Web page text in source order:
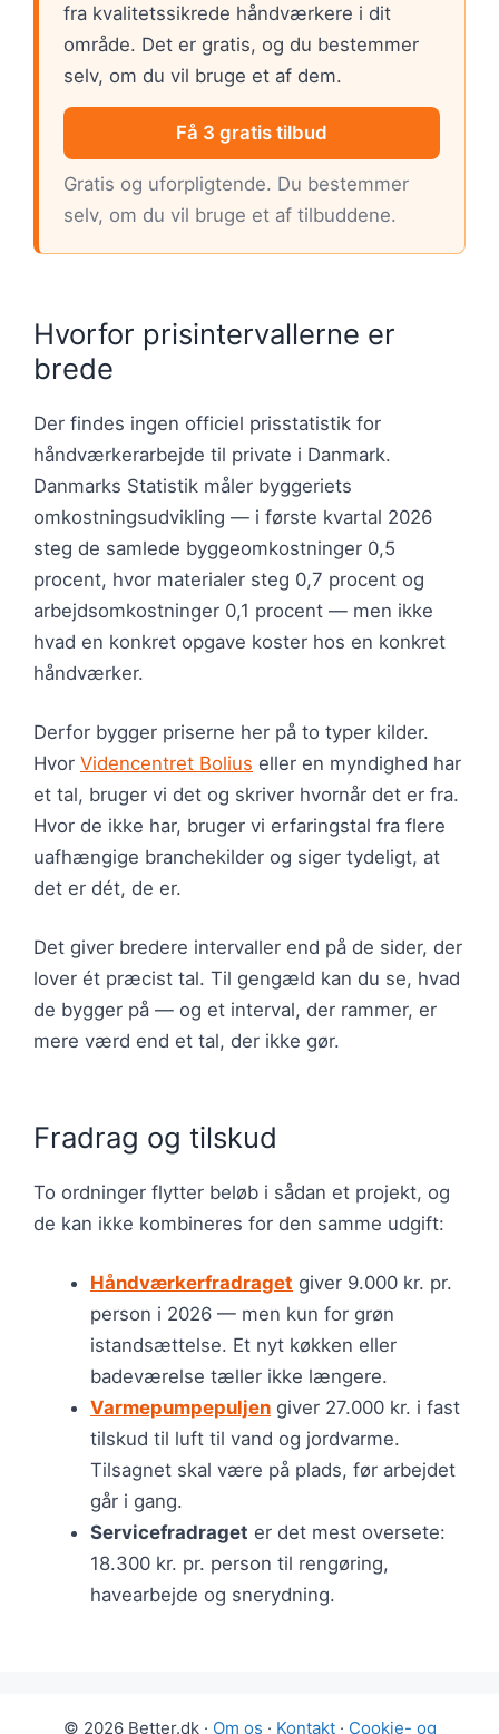
fra kvalitetssikrede håndværkere i dit
område. Det er gratis, og du bestemmer
selv, om du vil bruge et af dem.
Få 3 gratis tilbud
Gratis og uforpligtende. Du bestemmer
selv, om du vil bruge et af tilbuddene.
Hvorfor prisintervallerne er
brede
Der findes ingen officiel prisstatistik for
håndværkerarbejde til private i Danmark.
Danmarks Statistik måler byggeriets
omkostningsudvikling — i første kvartal 2026
steg de samlede byggeomkostninger 0,5
procent, hvor materialer steg 0,7 procent og
arbejdsomkostninger 0,1 procent — men ikke
hvad en konkret opgave koster hos en konkret
håndværker.
Derfor bygger priserne her på to typer kilder.
Hvor Videncentret Bolius eller en myndighed har
et tal, bruger vi det og skriver hvornår det er fra.
Hvor de ikke har, bruger vi erfaringstal fra flere
uafhængige branchekilder og siger tydeligt, at
det er dét, de er.
Det giver bredere intervaller end på de sider, der
lover ét præcist tal. Til gengæld kan du se, hvad
de bygger på — og et interval, der rammer, er
mere værd end et tal, der ikke gør.
Fradrag og tilskud
To ordninger flytter beløb i sådan et projekt, og
de kan ikke kombineres for den samme udgift:
Håndværkerfradraget giver 9.000 kr. pr.
person i 2026 — men kun for grøn
istandsættelse. Et nyt køkken eller
badeværelse tæller ikke længere.
Varmepumpepuljen giver 27.000 kr. i fast
tilskud til luft til vand og jordvarme.
Tilsagnet skal være på plads, før arbejdet
går i gang.
Servicefradraget er det mest oversete:
18.300 kr. pr. person til rengøring,
havearbejde og snerydning.
© 2026 Better.dk · Om os · Kontakt· Cookie- og